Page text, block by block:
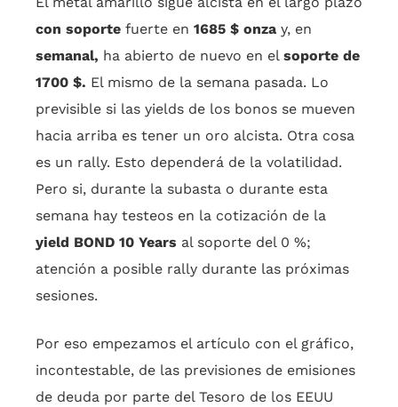
con soporte fuerte en 1685 $ onza y, en
semanal, ha abierto de nuevo en el soporte de
1700 $. El mismo de la semana pasada. Lo
previsible si las yields de los bonos se mueven
hacia arriba es tener un oro alcista. Otra cosa
es un rally. Esto dependerá de la volatilidad.
Pero si, durante la subasta o durante esta
semana hay testeos en la cotización de la
yield BOND 10 Years al soporte del 0 %;
atención a posible rally durante las próximas
sesiones.
Por eso empezamos el artículo con el gráfico,
incontestable, de las previsiones de emisiones
de deuda por parte del Tesoro de los EEUU